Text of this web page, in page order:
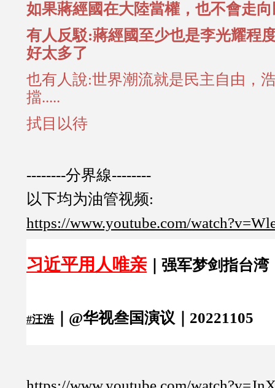
如果蔣經國在大陸當權，也不會走
有人反駁:蔣經國至少也是李光耀程
好太多了
也有人說:世界潮流就是民主自由，
擋.....
拭目以待
--------分界線--------
以下均为油管视频:
https://www.youtube.com/
习近平用人唯亲 ｜强军梦剑指台湾
#汪浩｜@华视叁国演议｜20221105